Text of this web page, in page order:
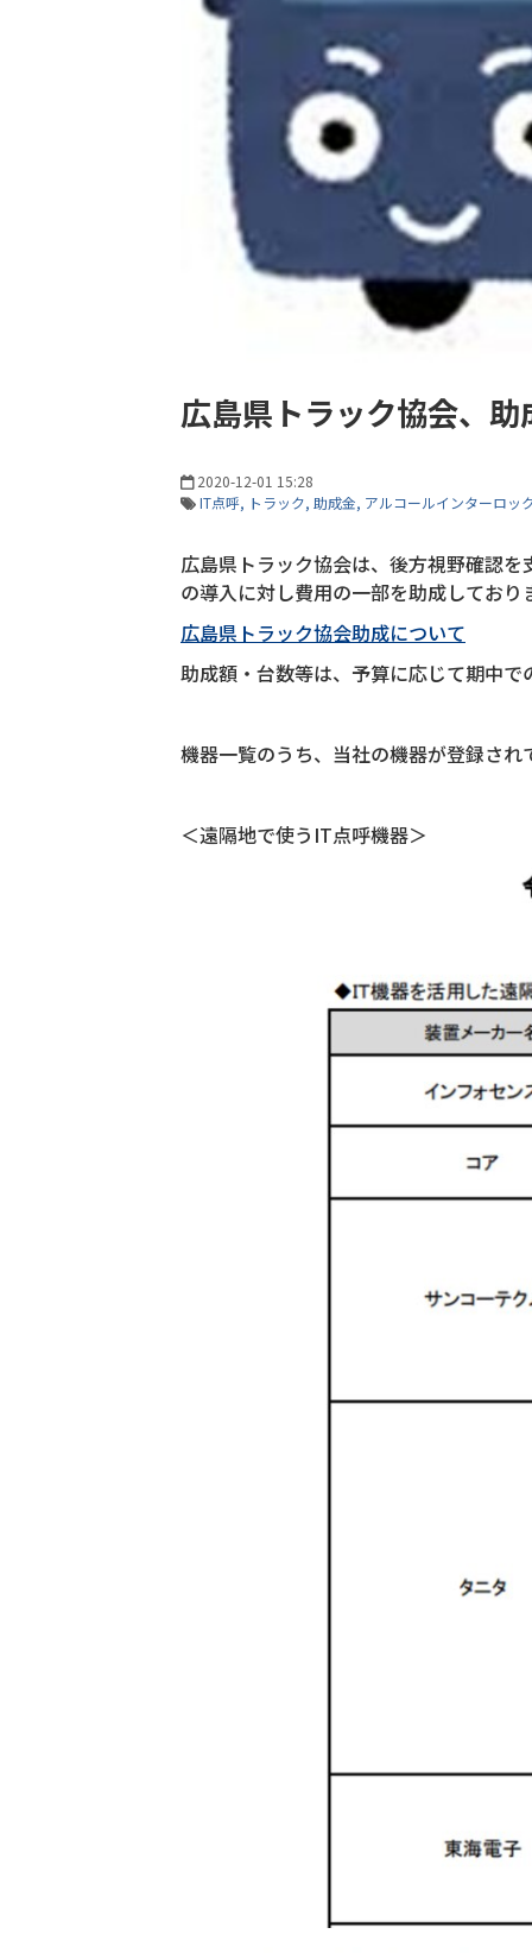
広島県トラック協会、
2020-12-01 15:28
IT点呼 トラック 助成金 アルコールインターロッ
広島県トラック協会は、後方視野確認
の導入に対し費用の一部を助成しており
広島県トラック協会助成について
助成額・台数等は、予算に応じて期中で
機器一覧のうち、当社の機器が登録され
＜遠隔地で使うIT点呼機器＞